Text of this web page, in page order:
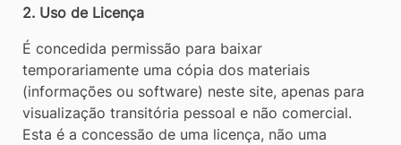
2. Uso de Licença
É concedida permissão para baixar
temporariamente uma cópia dos materiais
(informações ou software) neste site, apenas para
visualização transitória pessoal e não comercial.
Esta é a concessão de uma licença, não uma